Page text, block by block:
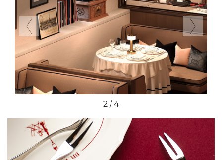
Previous Next
2 / 4